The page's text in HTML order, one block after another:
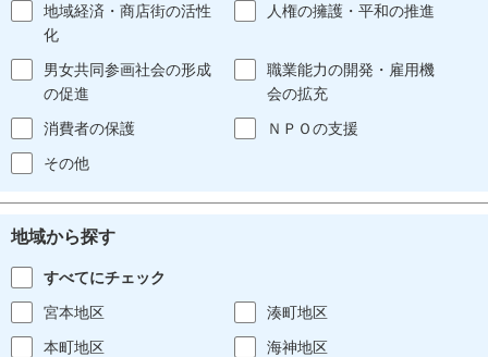
地域経済・商店街の活性
化
人権の擁護・平和の推進
男女共同参画社会の形成
の促進
職業能力の開発・雇用機
会の拡充
消費者の保護
ＮＰＯの支援
その他
地域から探す
すべてにチェック
宮本地区
湊町地区
本町地区
海神地区